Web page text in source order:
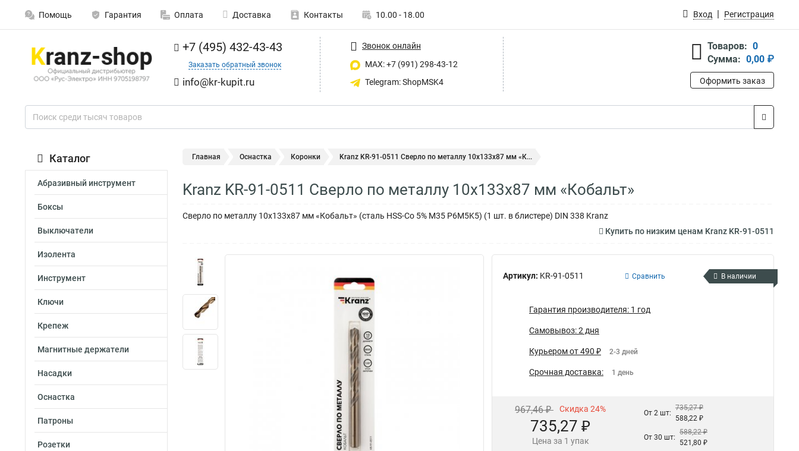
Помощь Гарантия Оплата Доставка Контакты 10.00 - 18.00 Вход Регистрация
+7 (495) 432-43-43
Заказать обратный звонок
info@kr-kupit.ru
Звонок онлайн
MAX: +7 (991) 298-43-12
Telegram: ShopMSK4
Товаров: 0
Сумма: 0,00 ₽
Оформить заказ
Каталог
Абразивный инструмент
Боксы
Выключатели
Изолента
Инструмент
Ключи
Крепеж
Магнитные держатели
Насадки
Оснастка
Патроны
Розетки
Главная Оснастка Коронки Kranz KR-91-0511 Сверло по металлу 10х133х87 мм «К...
Kranz KR-91-0511 Сверло по металлу 10х133х87 мм «Кобальт»
Сверло по металлу 10х133х87 мм «Кобальт» (сталь HSS-Co 5% M35 P6M5K5) (1 шт. в блистере) DIN 338 Kranz
Купить по низким ценам Kranz KR-91-0511
Артикул: KR-91-0511 Сравнить В наличии
Гарантия производителя: 1 год
Самовывоз: 2 дня
Курьером от 490 ₽ 2-3 дней
Срочная доставка: 1 день
967,46 ₽ Скидка 24%
735,27 ₽
Цена за 1 упак
От 2 шт:
735,27 ₽
588,22 ₽
От 30 шт:
588,22 ₽
521,80 ₽